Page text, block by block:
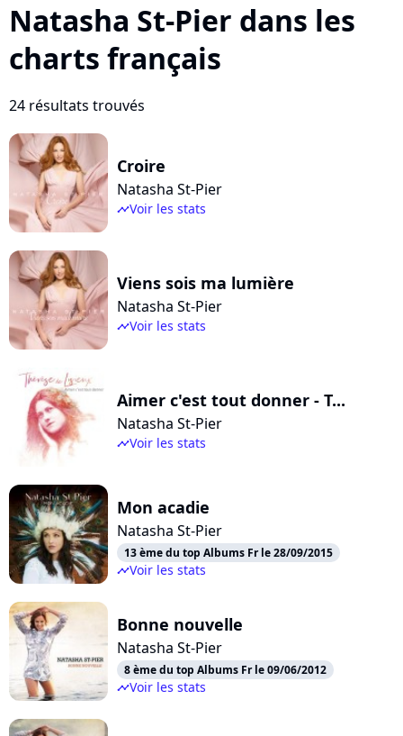
Natasha St-Pier dans les
charts français
24 résultats trouvés
Croire
Natasha St-Pier
timelineVoir les stats
Viens sois ma lumière
Natasha St-Pier
timelineVoir les stats
Aimer c'est tout donner - T...
Natasha St-Pier
timelineVoir les stats
Mon acadie
Natasha St-Pier
13 ème du top Albums Fr le 28/09/2015
timelineVoir les stats
Bonne nouvelle
Natasha St-Pier
8 ème du top Albums Fr le 09/06/2012
timelineVoir les stats